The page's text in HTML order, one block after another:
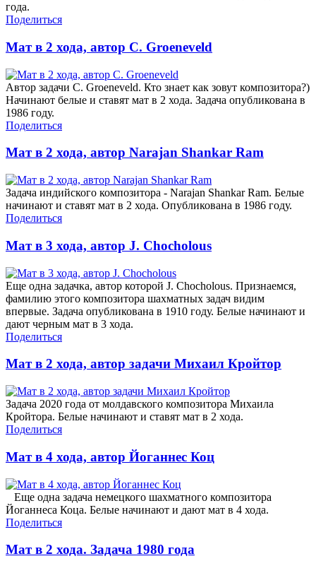
года.
Поделиться
Мат в 2 хода, автор C. Groeneveld
Автор задачи C. Groeneveld. Кто знает как зовут композитора?)
Начинают белые и ставят мат в 2 хода. Задача опубликована в
1986 году.
Поделиться
Мат в 2 хода, автор Narajan Shankar Ram
Задача индийского композитора - Narajan Shankar Ram. Белые
начинают и ставят мат в 2 хода. Опубликована в 1986 году.
Поделиться
Мат в 3 хода, автор J. Chocholous
Еще одна задачка, автор которой J. Chocholous. Признаемся,
фамилию этого композитора шахматных задач видим
впервые. Задача опубликована в 1910 году. Белые начинают и
дают черным мат в 3 хода.
Поделиться
Мат в 2 хода, автор задачи Михаил Кройтор
Задача 2020 года от молдавского композитора Михаила
Кройтора. Белые начинают и ставят мат в 2 хода.
Поделиться
Мат в 4 хода, автор Йоганнес Коц
Еще одна задача немецкого шахматного композитора
Йоганнеса Коца. Белые начинают и дают мат в 4 хода.
Поделиться
Мат в 2 хода. Задача 1980 года